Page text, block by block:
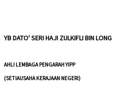
YB DATO' SERI HAJI ZULKIFLI BIN LONG
AHLI LEMBAGA PENGARAH YIPP
(SETIAUSAHA KERAJAAN NEGERI)